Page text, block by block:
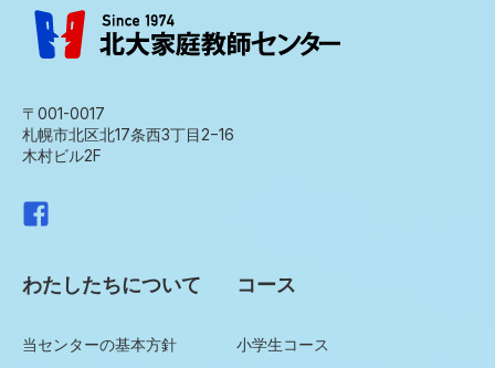
〒001-0017
札幌市北区北17条西3丁目2−16
木村ビル2F
わたしたちについて
当センターの基本方針
コース
小学生コース